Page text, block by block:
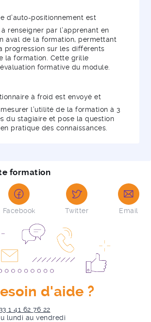
d’auto-positionnement est
renseigner par l’apprenant en
aval de la formation, permettant
progression sur les différents
la formation. Cette grille
formative du module.
à froid est envoyé et
l’utilité de la formation à 3
du stagiaire et pose la question
pratique des connaissances.
formation
Facebook Twitter Email
d'aide ?
1 41 62 76 22
lundi au vendredi